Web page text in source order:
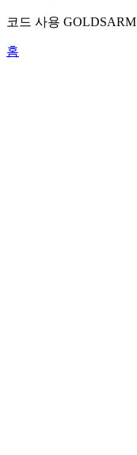
코드 사용 GOLDSARM
홈